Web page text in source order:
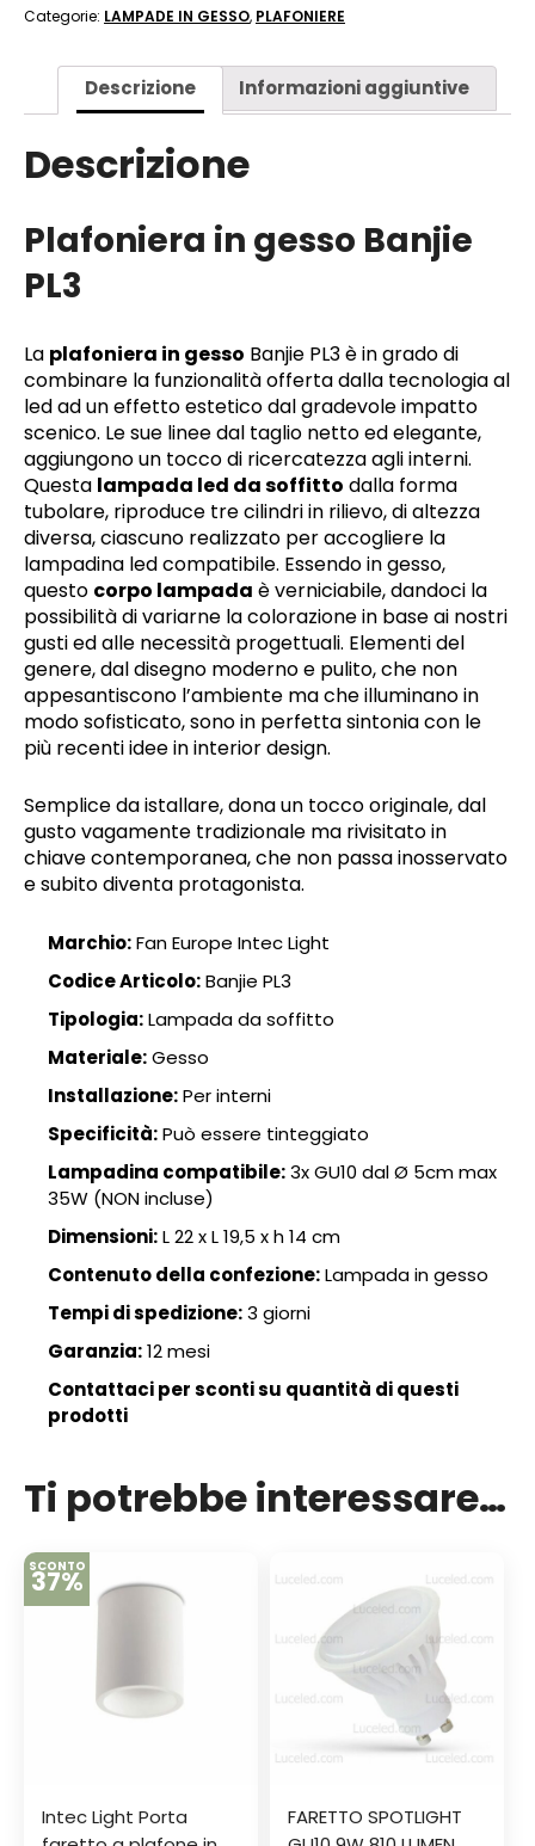
Categorie: LAMPADE IN GESSO, PLAFONIERE
Descrizione Informazioni aggiuntive
Descrizione
Plafoniera in gesso Banjie
PL3
La plafoniera in gesso Banjie PL3 è in grado di
combinare la funzionalità offerta dalla tecnologia al
led ad un effetto estetico dal gradevole impatto
scenico. Le sue linee dal taglio netto ed elegante,
aggiungono un tocco di ricercatezza agli interni.
Questa lampada led da soffitto dalla forma
tubolare, riproduce tre cilindri in rilievo, di altezza
diversa, ciascuno realizzato per accogliere la
lampadina led compatibile. Essendo in gesso,
questo corpo lampada è verniciabile, dandoci la
possibilità di variarne la colorazione in base ai nostri
gusti ed alle necessità progettuali. Elementi del
genere, dal disegno moderno e pulito, che non
appesantiscono l’ambiente ma che illuminano in
modo sofisticato, sono in perfetta sintonia con le
più recenti idee in interior design.
Semplice da istallare, dona un tocco originale, dal
gusto vagamente tradizionale ma rivisitato in
chiave contemporanea, che non passa inosservato
e subito diventa protagonista.
Marchio:Fan Europe Intec Light
Codice Articolo:Banjie PL3
Tipologia:Lampada da soffitto
Materiale:Gesso
Installazione:Per interni
Specificità:Può essere tinteggiato
Lampadina compatibile:3x GU10 dal Ø 5cm max
35W (NON incluse)
Dimensioni:L 22 x L 19,5 x h 14 cm
Contenuto della confezione:Lampada in gesso
Tempi di spedizione:3 giorni
Garanzia:12 mesi
Contattaci per sconti su quantità di questi
prodotti
Ti potrebbe interessare…
SCONTO
37%
Intec Light Porta
FARETTO SPOTLIGHT